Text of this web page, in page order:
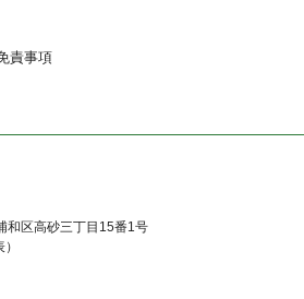
責事項
和区高砂三丁目15番1号